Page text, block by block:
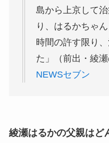
島から上京して
り、はるかちゃん
時間の許す限り
た」（前出・綾
NEWSセブン
綾瀬はるかの父親はど